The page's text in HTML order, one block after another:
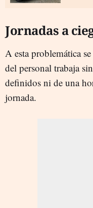
Jornadas a
A esta problemática
del personal trabaja
definidos ni de una
jornada.